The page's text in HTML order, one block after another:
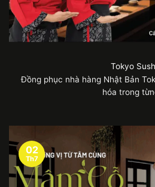
Tokyo
Đồng phục nhà hàng Nhật Bản
hóa trong
02
Th7